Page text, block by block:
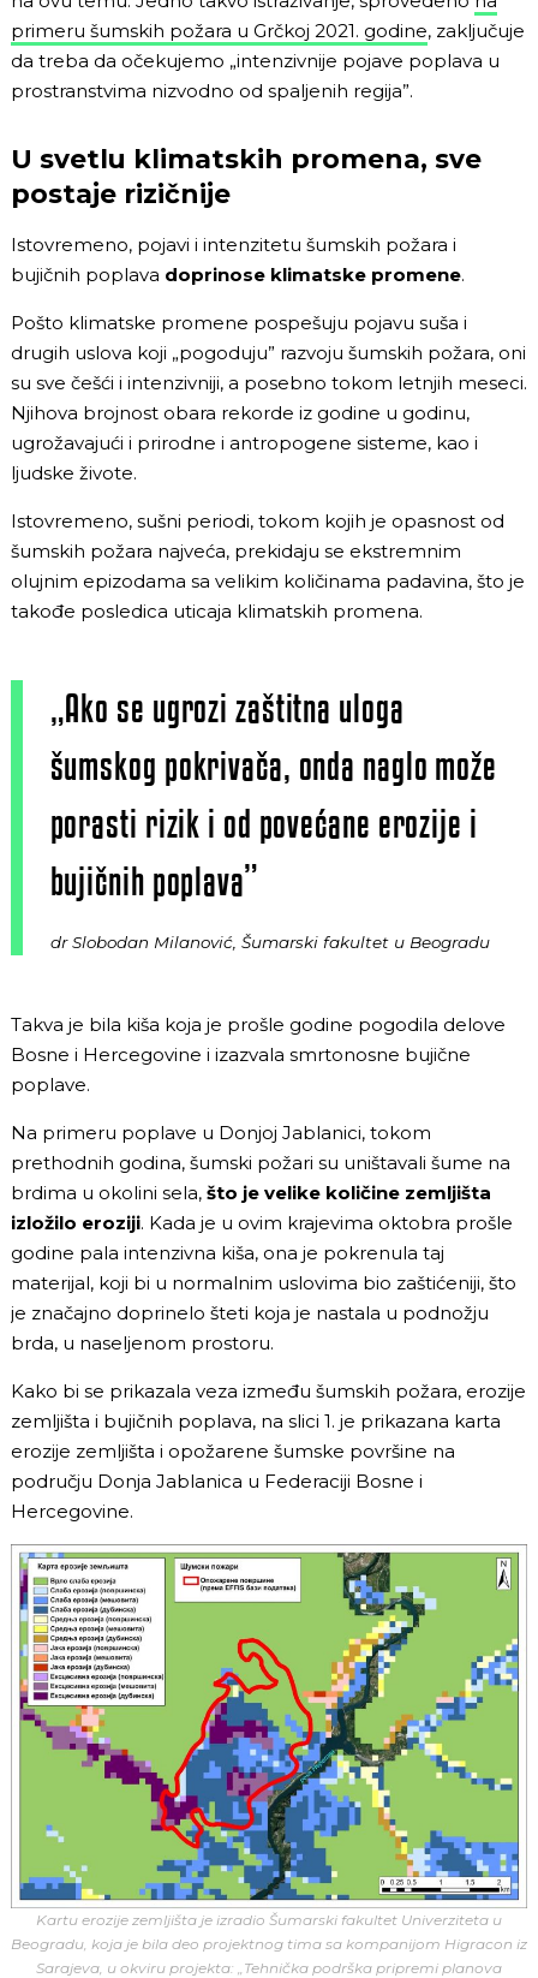
primeru šumskih požara u Grčkoj 2021. godine, zaključuje
da treba da očekujemo „intenzivnije pojave poplava u
prostranstvima nizvodno od spaljenih regija”.
U svetlu klimatskih promena, sve
postaje rizičnije
Istovremeno, pojavi i intenzitetu šumskih požara i
bujičnih poplava doprinose klimatske promene.
Pošto klimatske promene pospešuju pojavu suša i
drugih uslova koji „pogoduju” razvoju šumskih požara, oni
su sve češći i intenzivniji, a posebno tokom letnjih meseci.
Njihova brojnost obara rekorde iz godine u godinu,
ugrožavajući i prirodne i antropogene sisteme, kao i
ljudske živote.
Istovremeno, sušni periodi, tokom kojih je opasnost od
šumskih požara najveća, prekidaju se ekstremnim
olujnim epizodama sa velikim količinama padavina, što je
takođe posledica uticaja klimatskih promena.
„Ako se ugrozi zaštitna uloga
šumskog pokrivača, onda naglo može
porasti rizik i od povećane erozije i
bujičnih poplava”
dr Slobodan Milanović, Šumarski fakultet u Beogradu
Takva je bila kiša koja je prošle godine pogodila delove
Bosne i Hercegovine i izazvala smrtonosne bujične
poplave.
Na primeru poplave u Donjoj Jablanici, tokom
prethodnih godina, šumski požari su uništavali šume na
brdima u okolini sela, što je velike količine zemljišta
izložilo eroziji. Kada je u ovim krajevima oktobra prošle
godine pala intenzivna kiša, ona je pokrenula taj
materijal, koji bi u normalnim uslovima bio zaštićeniji, što
je značajno doprinelo šteti koja je nastala u podnožju
brda, u naseljenom prostoru.
Kako bi se prikazala veza između šumskih požara, erozije
zemljišta i bujičnih poplava, na slici 1. je prikazana karta
erozije zemljišta i opožarene šumske površine na
području Donja Jablanica u Federaciji Bosne i
Hercegovine.
Kartu erozije zemljišta je izradio Šumarski fakultet Univerziteta u
Beogradu, koja je bila deo projektnog tima sa kompanijom Higracon iz
Sarajeva, u okviru projekta: „Tehnička podrška pripremi planova